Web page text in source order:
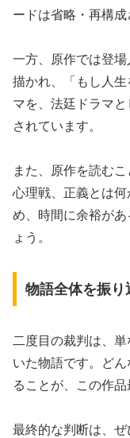
ードは省略・再構成
一方、原作では登
描かれ、「もし人
マを、法廷ドラマ
されています。
また、原作を読む
心理戦、正義とは
め、時間に余裕が
ょう。
物語全体を振り
二度目の裁判は、
いた物語です。ど
ることが、この作品
最終的な判断は、